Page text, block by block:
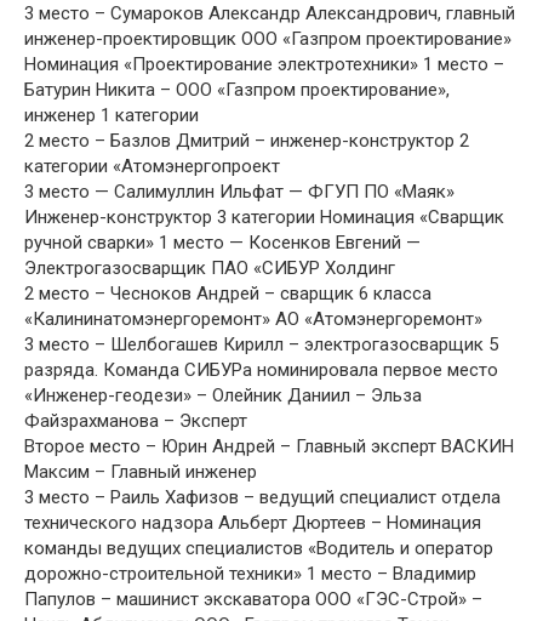
3 место – Сумароков Александр Александрович, главный
инженер-проектировщик ООО «Газпром проектирование»
Номинация «Проектирование электротехники» 1 место –
Батурин Никита – ООО «Газпром проектирование»,
инженер 1 категории
2 место – Базлов Дмитрий – инженер-конструктор 2
категории «Атомэнергопроект
3 место — Салимуллин Ильфат — ФГУП ПО «Маяк»
Инженер-конструктор 3 категории Номинация «Сварщик
ручной сварки» 1 место — Косенков Евгений —
Электрогазосварщик ПАО «СИБУР Холдинг
2 место – Чесноков Андрей – сварщик 6 класса
«Калининатомэнергоремонт» АО «Атомэнергоремонт»
3 место – Шелбогашев Кирилл – электрогазосварщик 5
разряда. Команда СИБУРа номинировала первое место
«Инженер-геодези» – Олейник Даниил – Эльза
Файзрахманова – Эксперт
Второе место – Юрин Андрей – Главный эксперт ВАСКИН
Максим – Главный инженер
3 место – Раиль Хафизов – ведущий специалист отдела
технического надзора Альберт Дюртеев – Номинация
команды ведущих специалистов «Водитель и оператор
дорожно-строительной техники» 1 место – Владимир
Папулов – машинист экскаватора ООО «ГЭС-Строй» –